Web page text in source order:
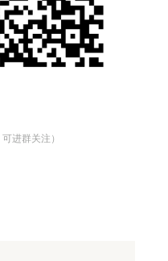
进群关注）